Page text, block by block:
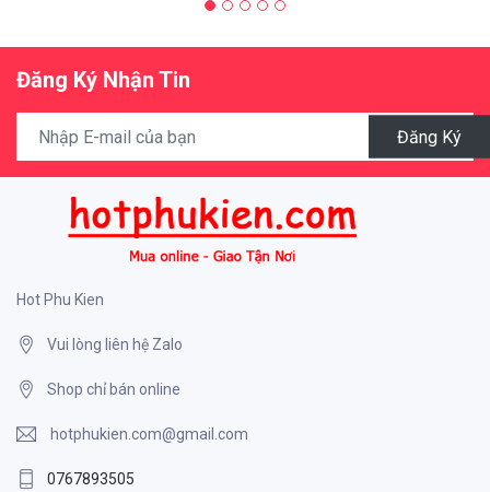
Đăng Ký Nhận Tin
Đăng Ký
Hot Phu Kien
Vui lòng liên hệ Zalo
Shop chỉ bán online
hotphukien.com@gmail.com
0767893505